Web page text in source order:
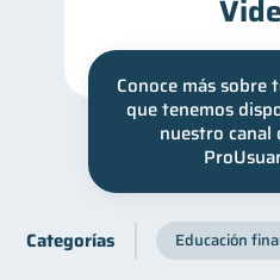
Conoce más
que tenemos
nuestro canal
Categorías Educación